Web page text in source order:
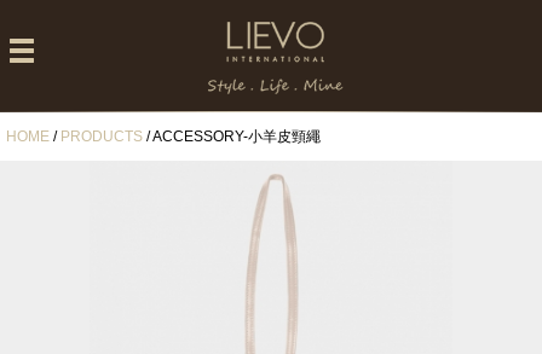
HOME / PRODUCTS / ACCESSORY-小羊皮頸繩